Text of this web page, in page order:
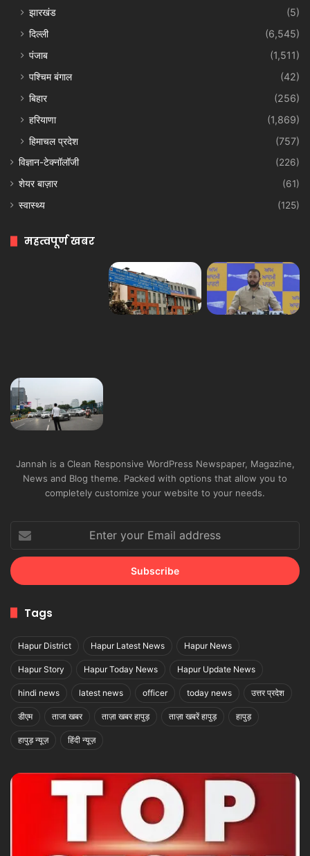
झारखंड
(5)
दिल्ली
(6,545)
पंजाब
(1,511)
पश्चिम बंगाल
(42)
बिहार
(256)
हरियाणा
(1,869)
हिमाचल प्रदेश
(757)
विज्ञान-टेक्नॉलॉजी
(226)
शेयर बाज़ार
(61)
स्वास्थ्य
(125)
महत्वपूर्ण खबर
Jannah is a Clean Responsive WordPress Newspaper, Magazine,
News and Blog theme. Packed with options that allow you to
completely customize your website to your needs.
your
Email
address
Tags
Hapur District Hapur Latest News Hapur News
Hapur Story Hapur Today News Hapur Update News
hindi news latest news officer today news उत्तर प्रदेश
डीएम ताजा खबर ताज़ा खबर हापुड़ ताज़ा खबरें हापुड़ हापुड़
हापुड़ न्यूज़ हिंदी न्यूज़